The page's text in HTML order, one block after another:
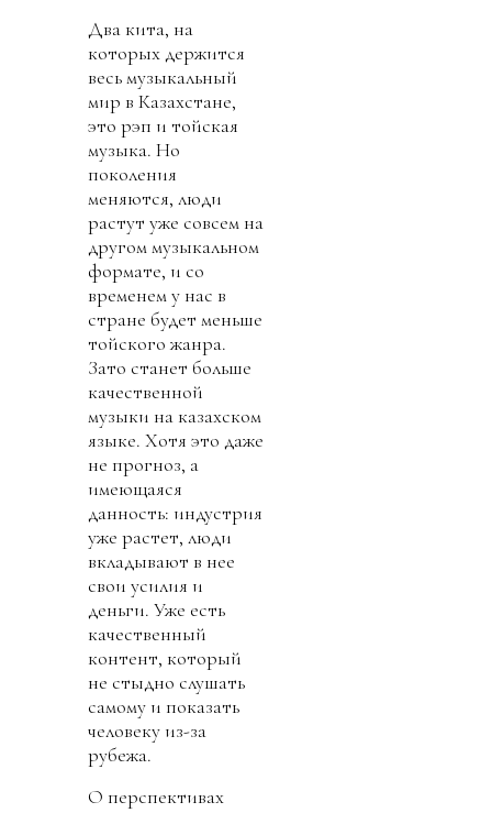
Два кита, на
которых держится
весь музыкальный
мир в Казахстане,
это рэп и тойская
музыка. Но
поколения
меняются, люди
растут уже совсем на
другом музыкальном
формате, и со
временем у нас в
стране будет меньше
тойского жанра.
Зато станет больше
качественной
музыки на казахском
языке. Хотя это даже
не прогноз, а
имеющаяся
данность: индустрия
уже растет, люди
вкладывают в нее
свои усилия и
деньги. Уже есть
качественный
контент, который
не стыдно слушать
самому и показать
человеку из-за
рубежа.
О перспективах